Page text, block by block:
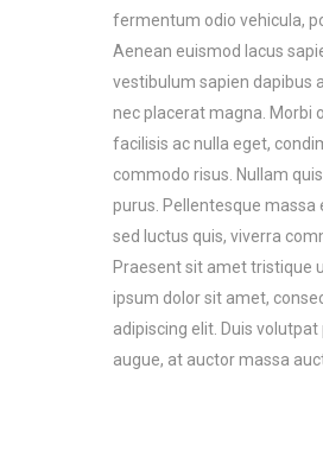
fermentum odio vehicula,
Aenean euismod lacus
vestibulum sapien dapibus
nec placerat magna. Morbi
facilisis ac nulla eget,
commodo risus. Nullam
purus. Pellentesque massa
sed luctus quis, viverra
Praesent sit amet tristique
ipsum dolor sit amet,
adipiscing elit. Duis volutpat
augue, at auctor massa